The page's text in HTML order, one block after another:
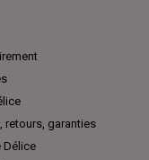
retours, garanties
Délice